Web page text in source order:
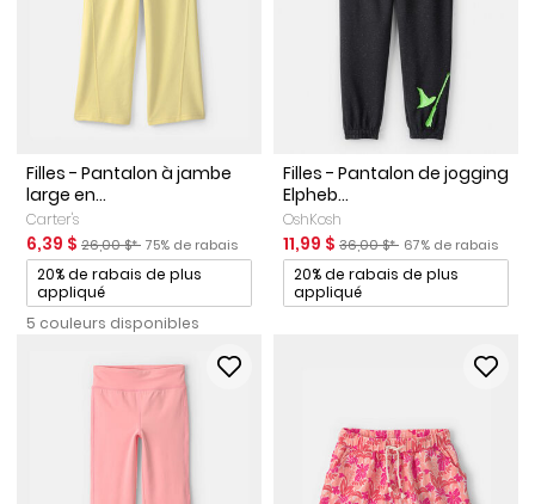
Filles - Pantalon à jambe
large en...
Carter's
Prix de solde
6,39 $ Prix ​​de détail suggéré par le fabricant
26,00 $* Pourcentage de rabais
75% de rabais
Promotions
20% de rabais de plus
appliqué
5 couleurs disponibles
Filles - Pantalon de jogging
Elpheb...
OshKosh
Prix de solde
11,99 $ Prix ​​de détail suggéré par le
36,00 $* Pourcentage de
67% de rabais
Promotions
20% de rabais de plus
appliqué